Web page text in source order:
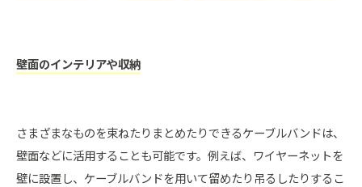
壁面のインテリアや収納
さまざまなものを束ねたりまとめたりできるケーブルバンドは、
壁面などに活用することも可能です。例えば、ワイヤーネットを
壁に設置し、ケーブルバンドを用いて留めたり吊るしたりするこ